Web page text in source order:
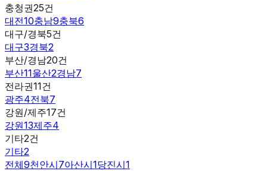
충청권25건
대전10충남9충북6
대구/경북5건
대구3경북2
부산/경남20건
부산11울산2경남7
전라권11건
광주4전북7
강원/제주17건
강원13제주4
기타2건
기타2
전체9천안시7아산시1당진시1